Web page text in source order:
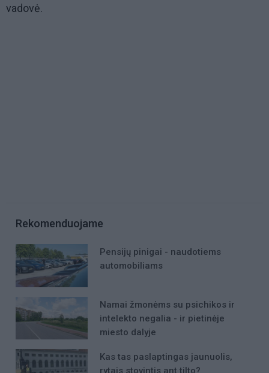
vadovė.
Rekomenduojame
Pensijų pinigai - naudotiems
automobiliams
Namai žmonėms su psichikos ir
intelekto negalia - ir pietinėje
miesto dalyje
Kas tas paslaptingas jaunuolis,
rytais stovintis ant tilto?